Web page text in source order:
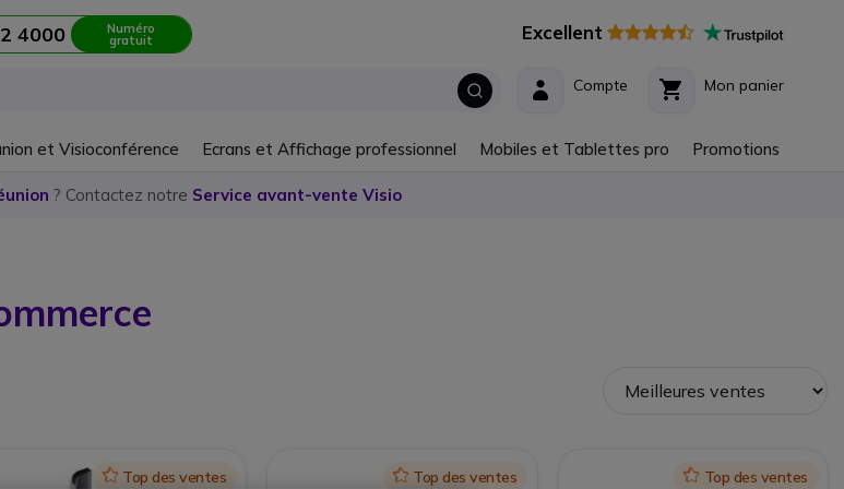
4000 Numéro
gratuit Excellent
Mon panier
Compte
et Visioconférence Ecrans et Affichage professionnel Mobiles et Tablettes pro Promotions
? Contactez notre Service avant-vente Visio
IconTop des ventes IconTop des ventes IconTop des ventes